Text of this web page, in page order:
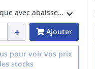
Ballast électronique avec abaissement de puissance de 22h à 6h pour lampe sodium haute pression 150W.
Ajouter
pour voir vos prix
stocks